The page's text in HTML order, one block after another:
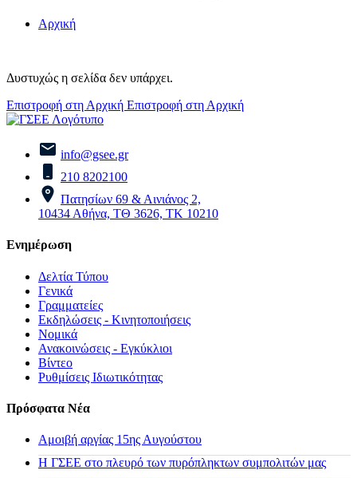
Αρχική
Δυστυχώς η σελίδα δεν υπάρχει.
Επιστροφή στη Αρχική Επιστροφή στη Αρχική
info@gsee.gr
210 8202100
Πατησίων 69 & Αινιάνος 2,
10434 Αθήνα, ΤΘ 3626, ΤΚ 10210
Ενημέρωση
Δελτία Τύπου
Γενικά
Γραμματείες
Εκδηλώσεις - Κινητοποιήσεις
Νομικά
Ανακοινώσεις - Εγκύκλιοι
Βίντεο
Ρυθμίσεις Ιδιωτικότητας
Πρόσφατα Νέα
Αμοιβή αργίας 15ης Αυγούστου
H ΓΣΕΕ στο πλευρό των πυρόπληκτων συμπολιτών μας